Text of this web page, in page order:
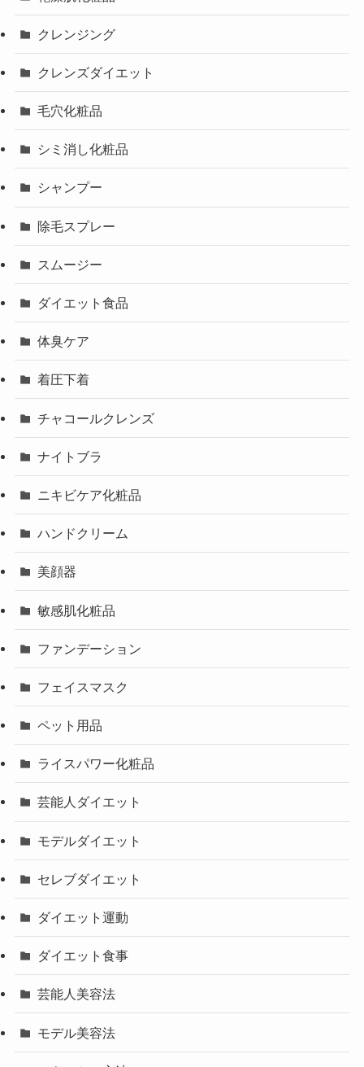
クレンジング
クレンズダイエット
毛穴化粧品
シミ消し化粧品
シャンプー
除毛スプレー
スムージー
ダイエット食品
体臭ケア
着圧下着
チャコールクレンズ
ナイトブラ
ニキビケア化粧品
ハンドクリーム
美顔器
敏感肌化粧品
ファンデーション
フェイスマスク
ペット用品
ライスパワー化粧品
芸能人ダイエット
モデルダイエット
セレブダイエット
ダイエット運動
ダイエット食事
芸能人美容法
モデル美容法